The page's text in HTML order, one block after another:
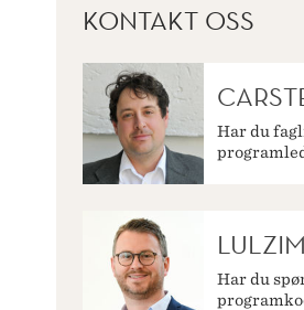
KONTAKT OSS
Har du
Har du